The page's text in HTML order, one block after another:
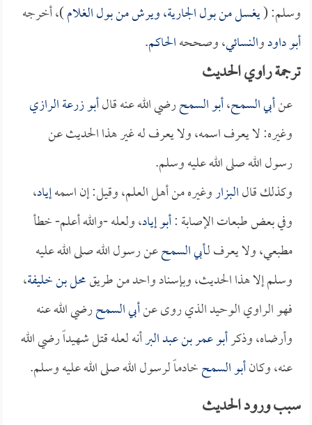
وسلم: (يغسل من بول الجارية، ويرش من بول الغلام)، أخرجه
أبو داودوالنسائي، وصححهالحاكم. ‏
ترجمة راوي الحديث
عنأبي السمح،أبو السمحرضي الله عنه قالأبو زرعة الرازي
وغيره: لا يعرف اسمه، ولا يعرف له غير هذا الحديث عن
رسول الله صلى الله عليه وسلم.
وكذلك قالالبزاروغيره من أهل العلم، وقيل: إن اسمهإياد،
وفي بعض طبعات الإصابة :أبو إياد، ولعله -والله أعلم- خطأ
مطبعي، ولا يعرف لـأبي السمحعن رسول الله صلى الله عليه
وسلم إلا هذا الحديث، وبإسناد واحد من طريقمحل بن خليفة،
فهو الراوي الوحيد الذي روى عنأبي السمحرضي الله عنه
وأرضاه، وذكرأبو عمر بن عبد البرأنه لعله قتل شهيداً رضي الله
عنه، وكانأبو السمحخادماً لرسول الله صلى الله عليه وسلم.
سبب ورود الحديث